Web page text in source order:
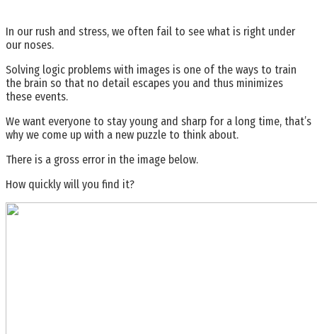
In our rush and stress, we often fail to see what is right under
our noses.
Solving logic problems with images is one of the ways to train
the brain so that no detail escapes you and thus minimizes
these events.
We want everyone to stay young and sharp for a long time, that’s
why we come up with a new puzzle to think about.
There is a gross error in the image below.
How quickly will you find it?